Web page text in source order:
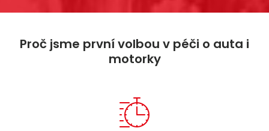
Proč jsme první volbou v péči o auta i
motorky